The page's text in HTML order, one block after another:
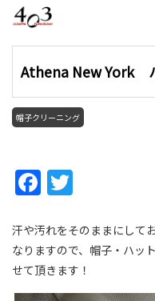
Athena New York
帽子クリーニング
Facebook
汗や汚れをそのままにして
なりますので、帽子・ハッ
せて頂きます！